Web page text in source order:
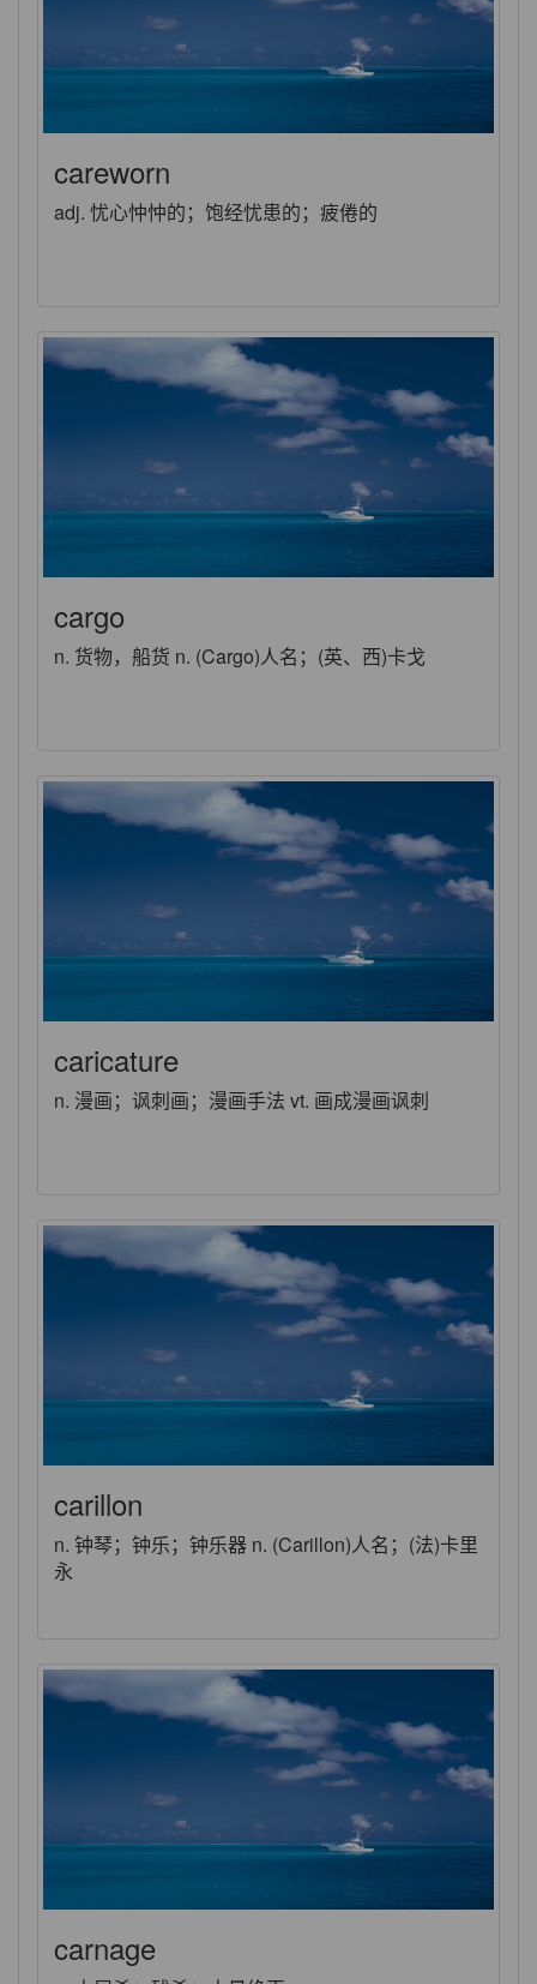
careworn
adj. 忧心忡忡的；饱经忧患的；疲倦的
cargo
n. 货物，船货 n. (Cargo)人名；(英、西)卡戈
caricature
n. 漫画；讽刺画；漫画手法 vt. 画成漫画讽刺
carillon
n. 钟琴；钟乐；钟乐器 n. (Carillon)人名；(法)卡里
永
carnage